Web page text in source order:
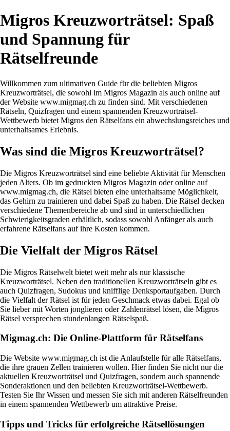
Migros Kreuzworträtsel: Spaß
und Spannung für
Rätselfreunde
Willkommen zum ultimativen Guide für die beliebten Migros
Kreuzworträtsel, die sowohl im Migros Magazin als auch online auf
der Website www.migmag.ch zu finden sind. Mit verschiedenen
Rätseln, Quizfragen und einem spannenden Kreuzworträtsel-
Wettbewerb bietet Migros den Rätselfans ein abwechslungsreiches und
unterhaltsames Erlebnis.
Was sind die Migros Kreuzworträtsel?
Die Migros Kreuzworträtsel sind eine beliebte Aktivität für Menschen
jeden Alters. Ob im gedruckten Migros Magazin oder online auf
www.migmag.ch, die Rätsel bieten eine unterhaltsame Möglichkeit,
das Gehirn zu trainieren und dabei Spaß zu haben. Die Rätsel decken
verschiedene Themenbereiche ab und sind in unterschiedlichen
Schwierigkeitsgraden erhältlich, sodass sowohl Anfänger als auch
erfahrene Rätselfans auf ihre Kosten kommen.
Die Vielfalt der Migros Rätsel
Die Migros Rätselwelt bietet weit mehr als nur klassische
Kreuzworträtsel. Neben den traditionellen Kreuzworträtseln gibt es
auch Quizfragen, Sudokus und knifflige Denksportaufgaben. Durch
die Vielfalt der Rätsel ist für jeden Geschmack etwas dabei. Egal ob
Sie lieber mit Worten jonglieren oder Zahlenrätsel lösen, die Migros
Rätsel versprechen stundenlangen Rätselspaß.
Migmag.ch: Die Online-Plattform für Rätselfans
Die Website www.migmag.ch ist die Anlaufstelle für alle Rätselfans,
die ihre grauen Zellen trainieren wollen. Hier finden Sie nicht nur die
aktuellen Kreuzworträtsel und Quizfragen, sondern auch spannende
Sonderaktionen und den beliebten Kreuzworträtsel-Wettbewerb.
Testen Sie Ihr Wissen und messen Sie sich mit anderen Rätselfreunden
in einem spannenden Wettbewerb um attraktive Preise.
Tipps und Tricks für erfolgreiche Rätsellösungen